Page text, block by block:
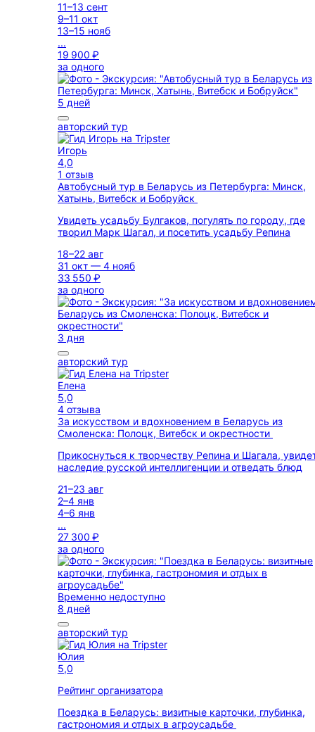
11–13 сент
9–11 окт
13–15 нояб
...
19 900 ₽
за одного
5 дней
авторский тур
Игорь
4,0
1 отзыв
Автобусный тур в Беларусь из Петербурга: Минск,
Хатынь, Витебск и Бобруйск
Увидеть усадьбу Булгаков, погулять по городу, где
творил Марк Шагал, и посетить усадьбу Репина
18–22 авг
31 окт — 4 нояб
33 550 ₽
за одного
3 дня
авторский тур
Елена
5,0
4 отзыва
За искусством и вдохновением в Беларусь из
Смоленска: Полоцк, Витебск и окрестности
Прикоснуться к творчеству Репина и Шагала,
наследие русской интеллигенции и отведать блюд
21–23 авг
2–4 янв
4–6 янв
...
27 300 ₽
за одного
Временно недоступно
8 дней
авторский тур
Юлия
5,0
Рейтинг организатора
Поездка в Беларусь: визитные карточки, глубинка,
гастрономия и отдых в агроусадьбе